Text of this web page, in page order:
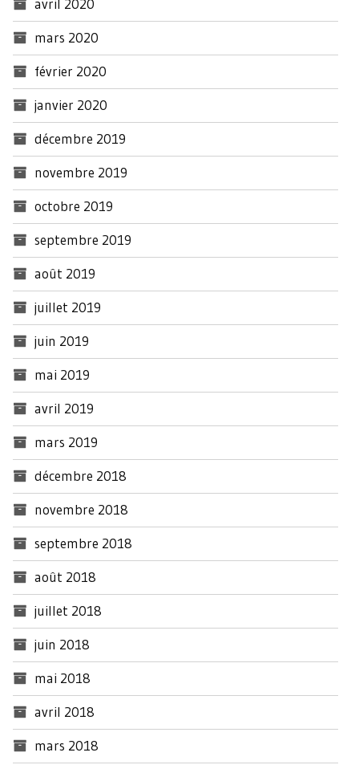
avril 2020
mars 2020
février 2020
janvier 2020
décembre 2019
novembre 2019
octobre 2019
septembre 2019
août 2019
juillet 2019
juin 2019
mai 2019
avril 2019
mars 2019
décembre 2018
novembre 2018
septembre 2018
août 2018
juillet 2018
juin 2018
mai 2018
avril 2018
mars 2018